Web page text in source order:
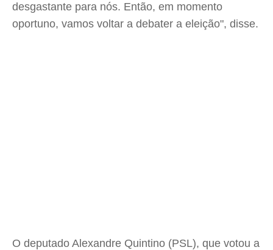
desgastante para nós. Então, em momento
oportuno, vamos voltar a debater a eleição", disse.
O deputado Alexandre Quintino (PSL), que votou a